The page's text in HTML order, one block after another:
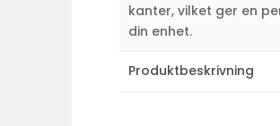
kanter, vilket ger en
din enhet.
Produktbeskrivning